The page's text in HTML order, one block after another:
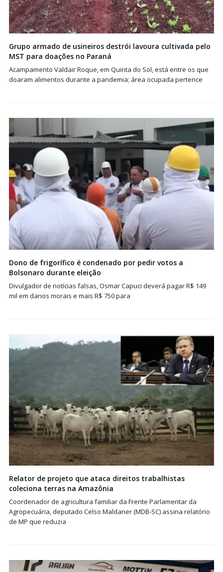
Grupo armado de usineiros destrói lavoura cultivada pelo
MST para doações no Paraná
Acampamento Valdair Roque, em Quinta do Sol, está entre os que
doaram alimentos durante a pandemia; área ocupada pertence
Dono de frigorífico é condenado por pedir votos a
Bolsonaro durante eleição
Divulgador de notícias falsas, Osmar Capuci deverá pagar R$ 149
mil em danos morais e mais R$ 750 para
Relator de projeto que ataca direitos trabalhistas
coleciona terras na Amazônia
Coordenador de agricultura familiar da Frente Parlamentar da
Agropecuária, deputado Celso Maldaner (MDB-SC) assina relatório
de MP que reduzia